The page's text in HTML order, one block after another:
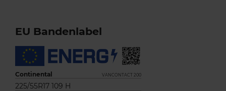
EU Bandenlabel
Continental VANCONTACT 200
225/55R17 109 H